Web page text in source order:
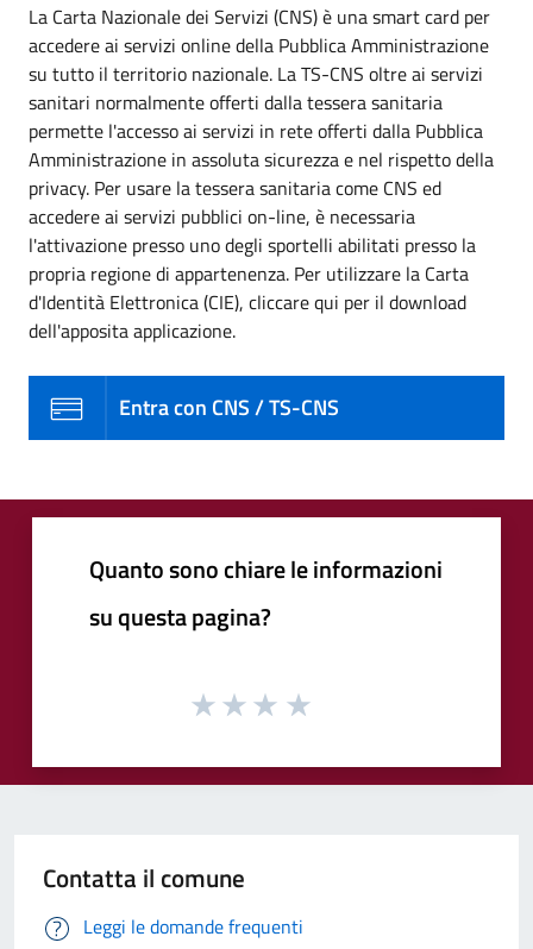
La Carta Nazionale dei Servizi (CNS) è una smart card per
accedere ai servizi online della Pubblica Amministrazione
su tutto il territorio nazionale. La TS-CNS oltre ai servizi
sanitari normalmente offerti dalla tessera sanitaria
permette l'accesso ai servizi in rete offerti dalla Pubblica
Amministrazione in assoluta sicurezza e nel rispetto della
privacy. Per usare la tessera sanitaria come CNS ed
accedere ai servizi pubblici on-line, è necessaria
l'attivazione presso uno degli sportelli abilitati presso la
propria regione di appartenenza. Per utilizzare la Carta
d'Identità Elettronica (CIE), cliccare qui per il download
dell'apposita applicazione.
Entra con CNS / TS-CNS
Quanto sono chiare le informazioni
su questa pagina?
Contatta il comune
Leggi le domande frequenti